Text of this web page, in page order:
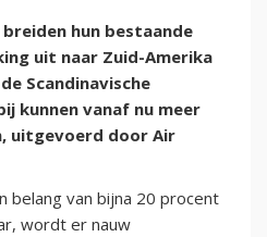
breiden hun bestaande
uit naar Zuid-Amerika
Scandinavische
kunnen vanaf nu meer
uitgevoerd door Air
belang van bijna 20 procent
wordt er nauw